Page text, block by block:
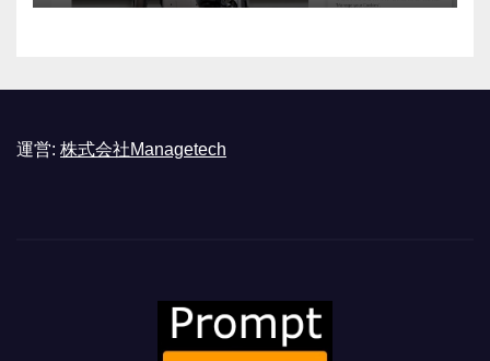
運営: 株式会社Managetech